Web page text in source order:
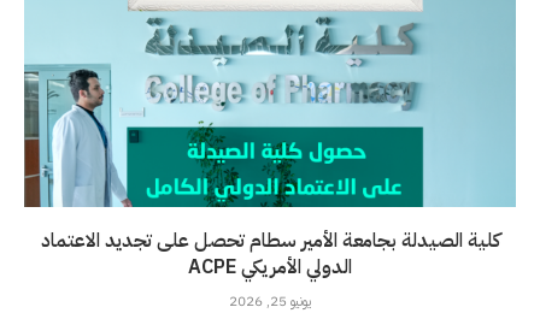
كلية الصيدلة بجامعة الأمير سطام تحصل على تجديد الاعتماد
الدولي الأمريكي ACPE
يونيو 25, 2026